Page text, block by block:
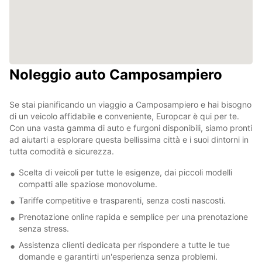
Noleggio auto Camposampiero
Se stai pianificando un viaggio a Camposampiero e hai bisogno
di un veicolo affidabile e conveniente, Europcar è qui per te.
Con una vasta gamma di auto e furgoni disponibili, siamo pronti
ad aiutarti a esplorare questa bellissima città e i suoi dintorni in
tutta comodità e sicurezza.
Scelta di veicoli per tutte le esigenze, dai piccoli modelli
compatti alle spaziose monovolume.
Tariffe competitive e trasparenti, senza costi nascosti.
Prenotazione online rapida e semplice per una prenotazione
senza stress.
Assistenza clienti dedicata per rispondere a tutte le tue
domande e garantirti un'esperienza senza problemi.